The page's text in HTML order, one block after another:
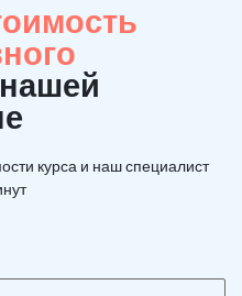
курса и наш специалист